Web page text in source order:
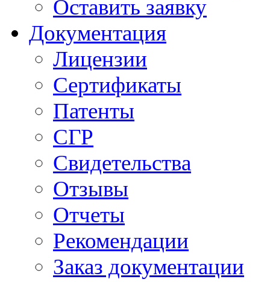
Оставить заявку
Документация
Лицензии
Сертификаты
Патенты
СГР
Свидетельства
Отзывы
Отчеты
Рекомендации
Заказ документации